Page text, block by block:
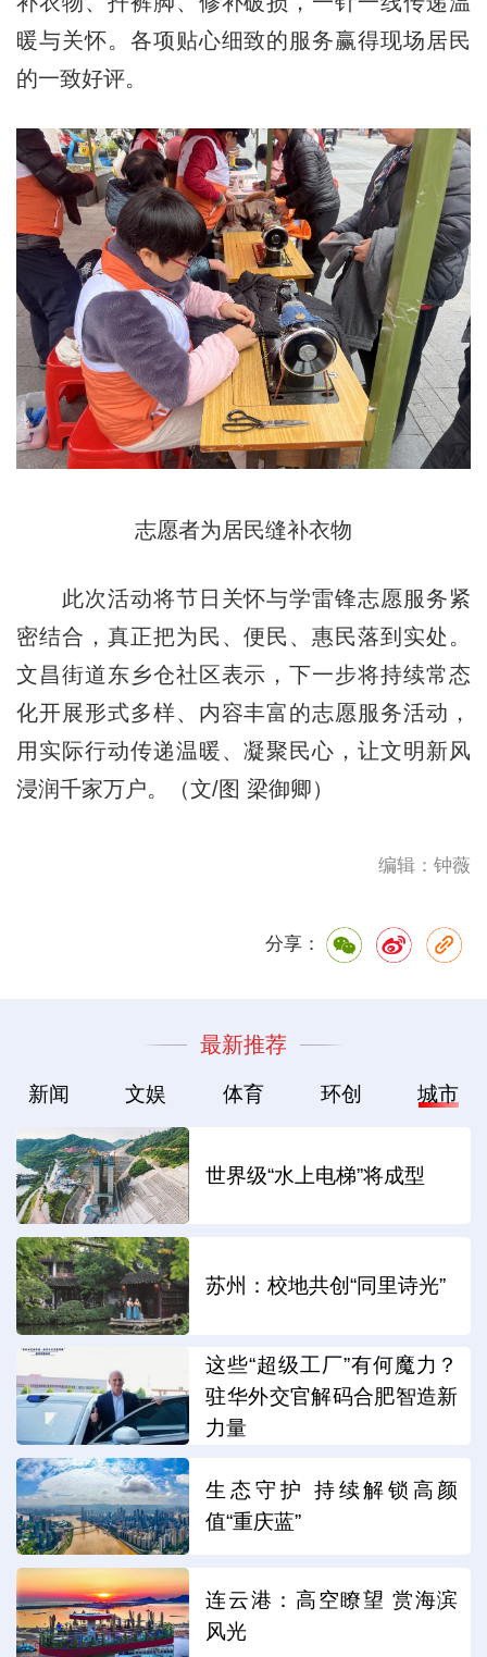
暖与关怀。各项贴心细致的服务赢得现场居民
的一致好评。
志愿者为居民缝补衣物
此次活动将节日关怀与学雷锋志愿服务紧
密结合，真正把为民、便民、惠民落到实处。
文昌街道东乡仓社区表示，下一步将持续常态
化开展形式多样、内容丰富的志愿服务活动，
用实际行动传递温暖、凝聚民心，让文明新风
浸润千家万户。（文/图 梁御卿）
编辑：钟薇
分享：
最新推荐
新闻 文娱 体育 环创 城市
世界级“水上电梯”将成型
苏州：校地共创“同里诗光”
这些“超级工厂”有何魔力？
驻华外交官解码合肥智造新
力量
生态守护 持续解锁高颜
值“重庆蓝”
连云港：高空瞭望 赏海滨
风光